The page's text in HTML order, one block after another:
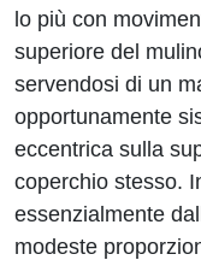
lo più con
superiore del
servendosi di un
opportunamente
eccentrica sulla
coperchio stesso.
essenzialmente
modeste